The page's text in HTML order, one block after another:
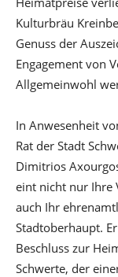
Kulturbräu
Genuss der
Engagement von
Allgemeinwohl
In Anwesenheit
Rat der Stadt
Dimitrios
eint nicht nur Ihre
auch Ihr
Stadtoberhaupt.
Beschluss zur
Schwerte, der